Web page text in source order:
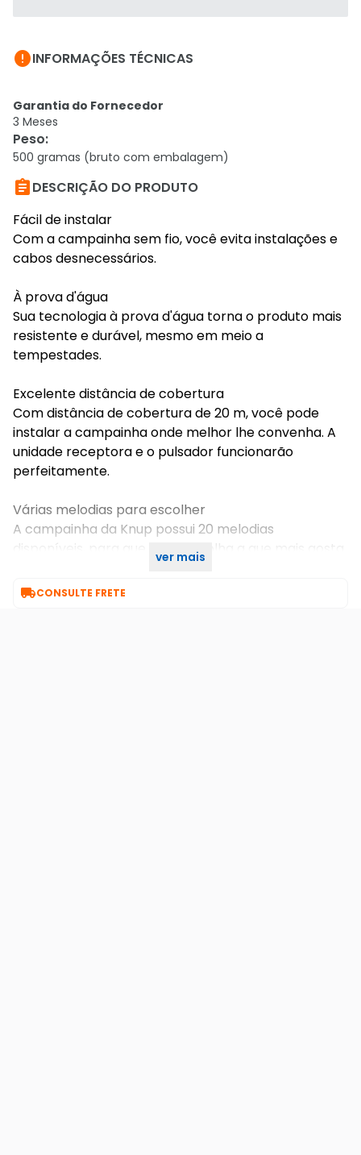
INFORMAÇÕES TÉCNICAS
Garantia do Fornecedor
3 Meses
Peso:
500 gramas (bruto com embalagem)
DESCRIÇÃO DO PRODUTO
Fácil de instalar
Com a campainha sem fio, você evita instalações e
cabos desnecessários.
À prova d'água
Sua tecnologia à prova d'água torna o produto mais
resistente e durável, mesmo em meio a
tempestades.
Excelente distância de cobertura
Com distância de cobertura de 20 m, você pode
instalar a campainha onde melhor lhe convenha. A
unidade receptora e o pulsador funcionarão
perfeitamente.
Várias melodias para escolher
A campainha da Knup possui 20 melodias
disponíveis, para que você escolha a que mais gosta
ver mais
CONSULTE FRETE